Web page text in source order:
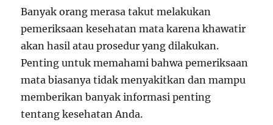
Banyak orang merasa takut melakukan
pemeriksaan kesehatan mata karena khawatir
akan hasil atau prosedur yang dilakukan.
Penting untuk memahami bahwa pemeriksaan
mata biasanya tidak menyakitkan dan mampu
memberikan banyak informasi penting
tentang kesehatan Anda.